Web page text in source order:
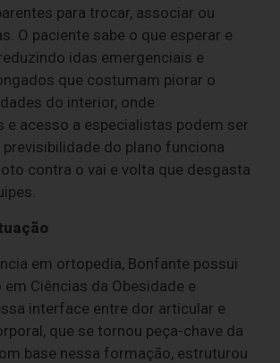
para trocar, associar ou
O paciente sabe o que esperar e
idas emergenciais e
que costumam piorar o
do interior, onde
e acesso a especialistas podem ser
do plano funciona
contra o vai e volta que desgasta
em ortopedia, Bonfante possui
Ciências da Obesidade e
interface entre dor articular e
que se tornou peça-chave da
base nessa formação, estruturou